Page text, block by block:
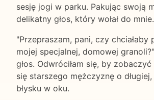
sesję jogi w parku. Pakując swoją
delikatny głos, który wołał do mnie.
"Przepraszam, pani, czy chciałaby
mojej specjalnej, domowej
głos. Odwróciłam się, by
się starszego mężczyznę o
błysku w oku.